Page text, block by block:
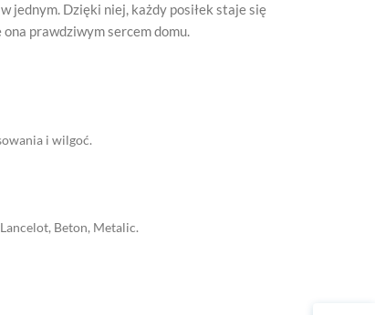
jednym. Dzięki niej, każdy posiłek staje się
prawdziwym sercem domu.
i wilgoć.
Beton, Metalic.